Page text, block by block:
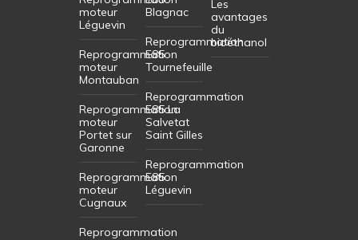
moteur
Léguevin
Reprogrammation
moteur
Montauban
Reprogrammation
moteur
Portet sur
Garonne
Reprogrammation
moteur
Cugnaux
Reprogrammation
Blagnac
Reprogrammation
E85
Tournefeuille
Reprogrammation
E85 La
Salvetat
Saint Gilles
Reprogrammation
E85
Léguevin
Les
avantages
du
bioéthanol